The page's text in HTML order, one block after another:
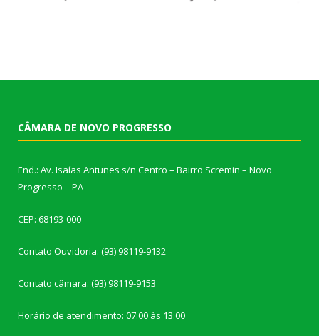
CÂMARA DE NOVO PROGRESSO
End.: Av. Isaías Antunes s/n Centro – Bairro Scremin – Novo
Progresso – PA
CEP: 68193-000
Contato Ouvidoria: (93) 98119-9132
Contato câmara: (93) 98119-9153
Horário de atendimento: 07:00 às 13:00